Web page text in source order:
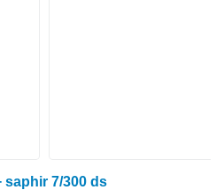
saphir 7/300 ds